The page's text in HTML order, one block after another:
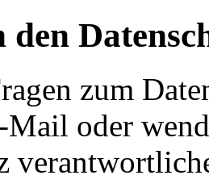
den
zum
oder